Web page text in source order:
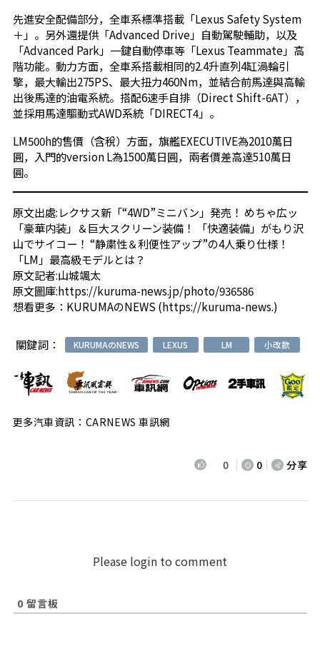
先進安全配備部分，全車系標準搭載「Lexus Safety System
＋」。另外還提供「Advanced Drive」自動駕駛輔助，以及
「Advanced Park」一鍵自動停車等「Lexus Teammate」高
階功能。動力方面，全車系搭載相同的2.4升直列4缸渦輪引
擎，最大輸出275PS、最大扭力460Nm，並結合前馬達與高輸
出後馬達的油電系統。搭配6速手自排（Direct Shift-6AT），
並採用馬達驅動式AWD系統「DIRECT4」。
LM500h的售價（含稅）方面，旗艦EXECUTIVE為2010萬日
圓，入門的version L為1500萬日圓，兩者價差高達510萬日
圓。
原文出處:レクサス新「“4WD”ミニバン」発売！ めちゃ広ッ
「豪華内装」＆巨大スクリーン装備！ 「快適装備」がもり沢
山でサイコー！ “静粛性＆利便性アップ”の4人乗り仕様！
「LM」最高級モデルとは？
原文記者:山城颯太
原文圖庫:https://kuruma-news.jp/photo/936586
想看更多： KURUMAのNEWS (https://kuruma-news.)
關鍵詞： KURUMAのNEWS LEXUS LM 小改款
更多汽車資訊：CARNEWS 車訊網
0 0 分享
Please login to comment
0 留言板